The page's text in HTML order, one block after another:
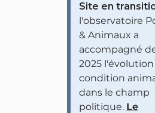
Site en
l'observatoire
& Animaux a
accompagné
2025 l'évolution
condition
dans le champ
politique. Le